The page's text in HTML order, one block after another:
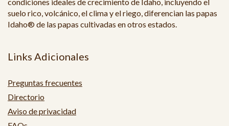
suelo rico, volcánico, el clima y el riego, diferencian las papas
Idaho® de las papas cultivadas en otros estados.
Links Adicionales
Preguntas frecuentes
Directorio
Aviso de privacidad